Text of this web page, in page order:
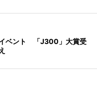
ベント 「J300」大賞受